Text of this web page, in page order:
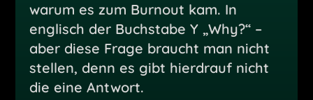
warum es zum Burnout kam. In
englisch der Buchstabe Y „Why?“ –
aber diese Frage braucht man nicht
stellen, denn es gibt hierdrauf nicht
die eine Antwort.